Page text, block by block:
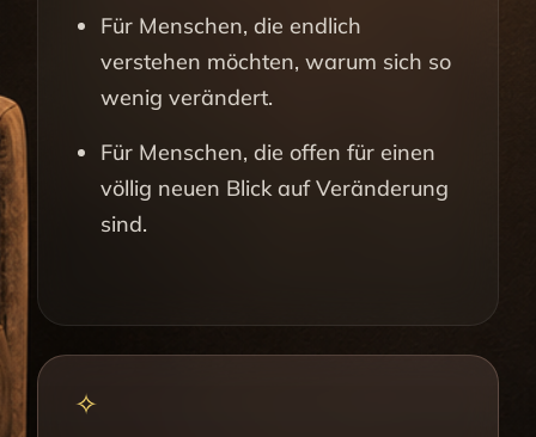
Für Menschen, die endlich
verstehen möchten, warum sich so
wenig verändert.
Für Menschen, die offen für einen
völlig neuen Blick auf Veränderung
sind.
✧